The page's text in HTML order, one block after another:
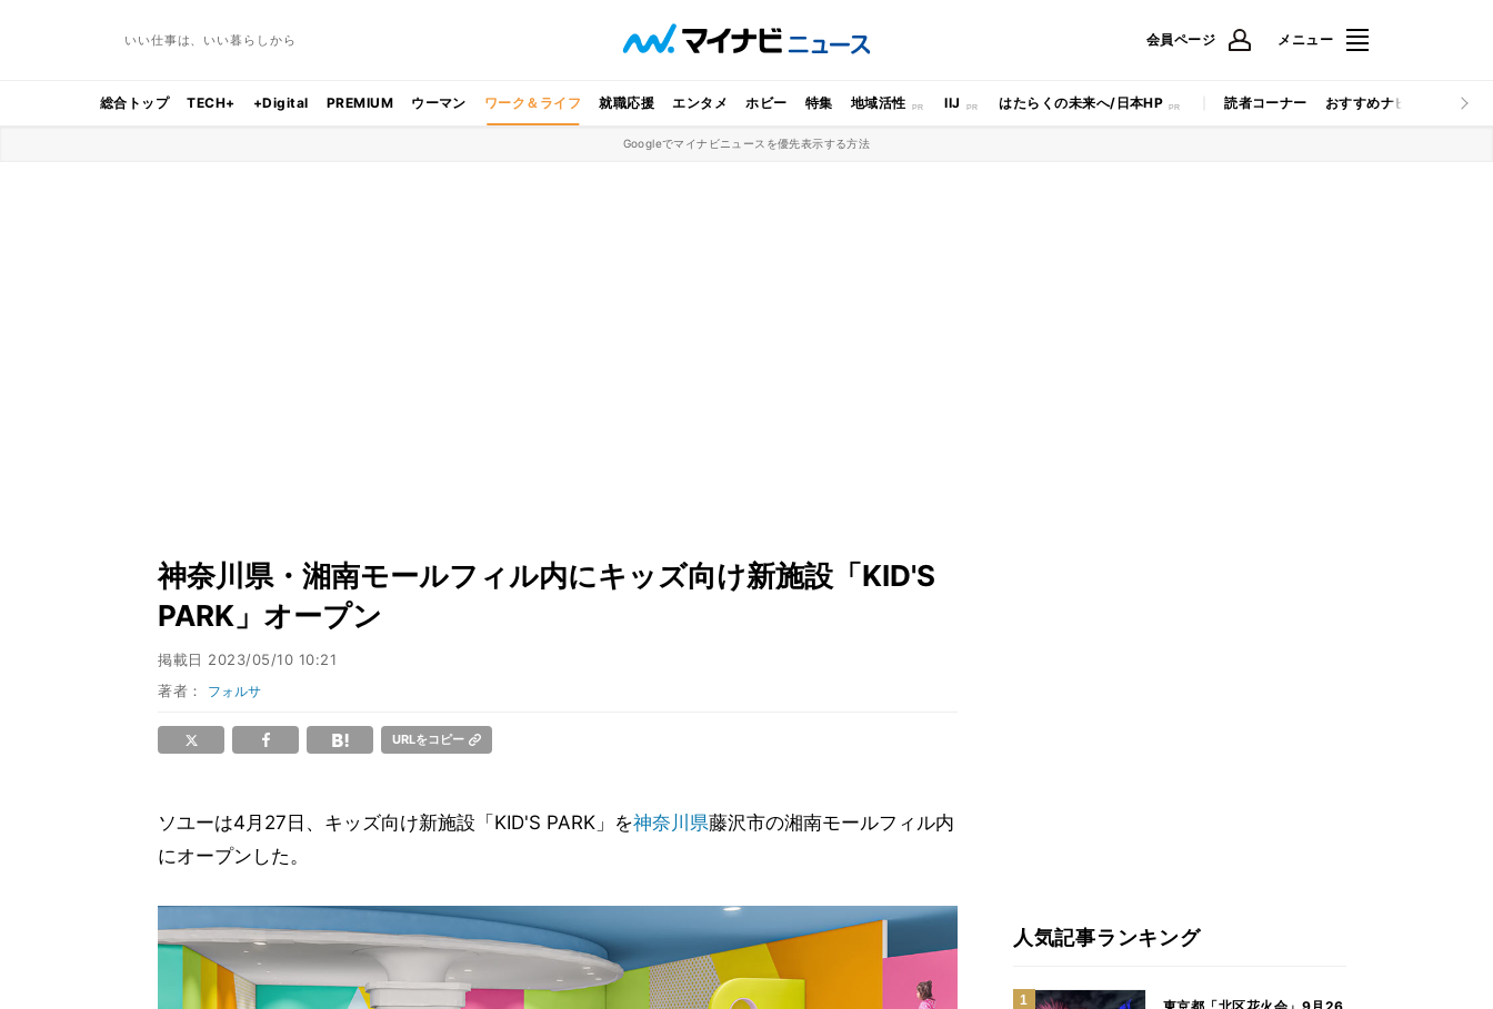
いい仕事は、いい暮らしから 会員ページ メニュー
総合トップ TECH+ +Digital PREMIUM ウーマン ワーク＆ライフ 就職応援 エンタメ ホビー 特集 地域活性 IIJ はたらくの未来へ/日本HP 読者コーナー おすすめナビ マイナビ
Googleでマイナビニュースを優先表示する方法
神奈川県・湘南モールフィル内にキッズ向け新施設「KID'S
PARK」オープン
掲載日 2023/05/10 10:21
著者： フォルサ
URLをコピー
ソユーは4月27日、キッズ向け新施設「KID'S PARK」を神奈川県藤沢市の湘南モールフィル内
にオープンした。
人気記事ランキング